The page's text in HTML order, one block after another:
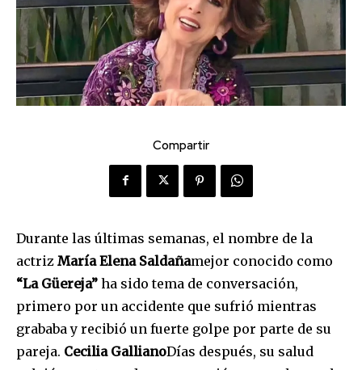
Compartir
Durante las últimas semanas, el nombre de la
actriz María Elena Saldañamejor conocido como
“La Güereja” ha sido tema de conversación,
primero por un accidente que sufrió mientras
grababa y recibió un fuerte golpe por parte de su
pareja. Cecilia GallianoDías después, su salud